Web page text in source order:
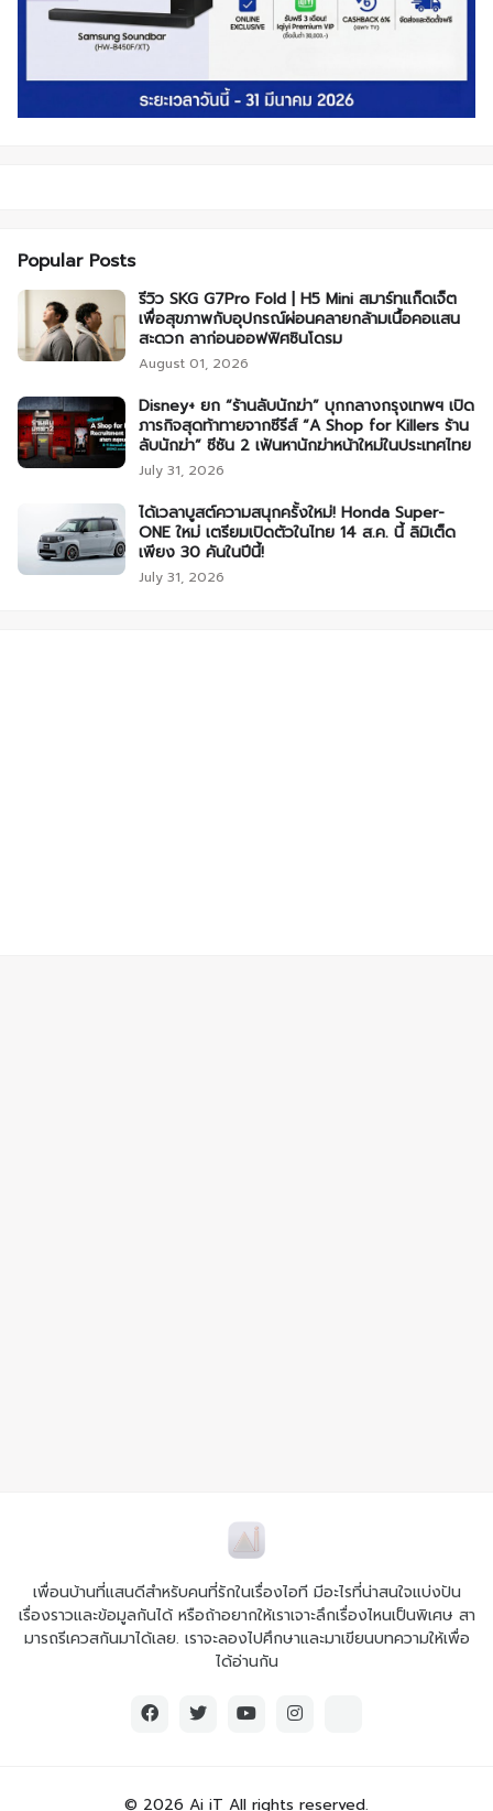
Popular Posts
รีวิว SKG G7Pro Fold | H5 Mini สมาร์ทแก็ดเจ็ต
เพื่อสุขภาพกับอุปกรณ์ผ่อนคลายกล้ามเนื้อคอแสน
สะดวก ลาก่อนออฟฟิศซินโดรม
August 01, 2026
Disney+ ยก “ร้านลับนักฆ่า” บุกกลางกรุงเทพฯ เปิด
ภารกิจสุดท้าทายจากซีรีส์ “A Shop for Killers ร้าน
ลับนักฆ่า” ซีซัน 2 เฟ้นหานักฆ่าหน้าใหม่ในประเทศไทย
July 31, 2026
ได้เวลาบูสต์ความสนุกครั้งใหม่! Honda Super-
ONE ใหม่ เตรียมเปิดตัวในไทย 14 ส.ค. นี้ ลิมิเต็ด
เพียง 30 คันในปีนี้!
July 31, 2026
เพื่อนบ้านที่แสนดีสำหรับคนที่รักในเรื่องไอที มีอะไรที่น่าสนใจแบ่งปัน
เรื่องราวและข้อมูลกันได้ หรือถ้าอยากให้เราเจาะลึกเรื่องไหนเป็นพิเศษ สา
มารถรีเควสกันมาได้เลย. เราจะลองไปศึกษาและมาเขียนบทความให้เพื่อ
ได้อ่านกัน
© 2026 Ai iT All rights reserved.